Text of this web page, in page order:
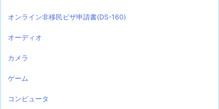
オンライン非移民ビザ申請書(DS-160)
オーディオ
カメラ
ゲーム
コンピュータ